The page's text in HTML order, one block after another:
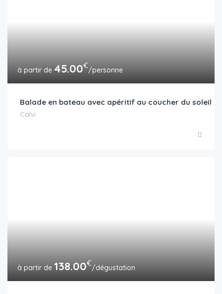
45.00€/personne
Balade en bateau avec apéritif au coucher du soleil
Calvi
138.00€/dégustation